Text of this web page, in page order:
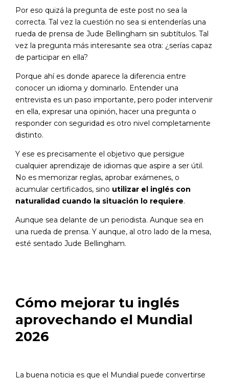
Por eso quizá la pregunta de este post no sea la
correcta. Tal vez la cuestión no sea si entenderías una
rueda de prensa de Jude Bellingham sin subtítulos. Tal
vez la pregunta más interesante sea otra: ¿serías capaz
de participar en ella?
Porque ahí es donde aparece la diferencia entre
conocer un idioma y dominarlo. Entender una
entrevista es un paso importante, pero poder intervenir
en ella, expresar una opinión, hacer una pregunta o
responder con seguridad es otro nivel completamente
distinto.
Y ese es precisamente el objetivo que persigue
cualquier aprendizaje de idiomas que aspire a ser útil.
No es memorizar reglas, aprobar exámenes, o
acumular certificados, sino utilizar el inglés con
naturalidad cuando la situación lo requiere.
Aunque sea delante de un periodista. Aunque sea en
una rueda de prensa. Y aunque, al otro lado de la mesa,
esté sentado Jude Bellingham.
Cómo mejorar tu inglés
aprovechando el Mundial
2026
La buena noticia es que el Mundial puede convertirse